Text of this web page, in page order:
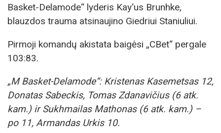
Basket-Delamode“ lyderis Kay‘us Brunhke,
blauzdos trauma atsinaujino Giedriui Staniuliui.
Pirmoji komandų akistata baigėsi „CBet“ pergale
103:83.
„M Basket-Delamode“: Kristenas Kasemetsas 12,
Donatas Sabeckis, Tomas Zdanavičius (6 atk.
kam.) ir Sukhmailas Mathonas (6 atk. kam.) –
po 11, Armandas Urkis 10.